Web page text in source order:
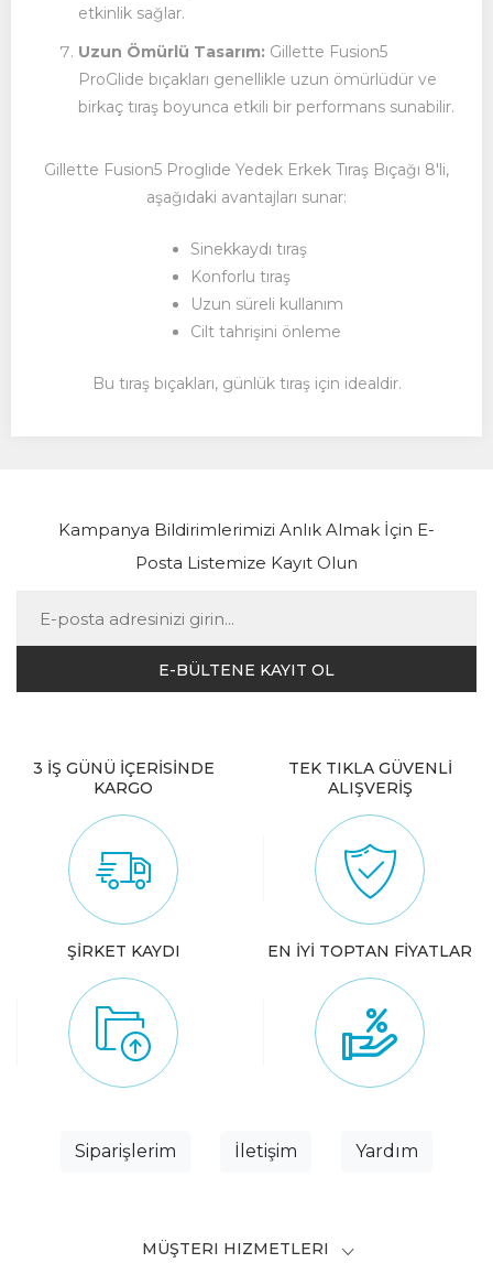
etkinlik sağlar.
Uzun Ömürlü Tasarım: Gillette Fusion5
ProGlide bıçakları genellikle uzun ömürlüdür ve
birkaç tıraş boyunca etkili bir performans sunabilir.
Gillette Fusion5 Proglide Yedek Erkek Tıraş Bıçağı 8'li,
aşağıdaki avantajları sunar:
Sinekkaydı tıraş
Konforlu tıraş
Uzun süreli kullanım
Cilt tahrişini önleme
Bu tıraş bıçakları, günlük tıraş için idealdir.
Kampanya Bildirimlerimizi Anlık Almak İçin E-
Posta Listemize Kayıt Olun
3 İŞ GÜNÜ İÇERİSİNDE
KARGO
TEK TIKLA GÜVENLİ
ALIŞVERİŞ
ŞİRKET KAYDI EN İYİ TOPTAN FİYATLAR
Siparişlerim İletişim Yardım
MÜŞTERI HIZMETLERI